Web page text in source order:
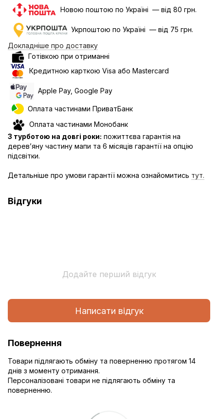
Новою поштою по Україні — від 80 грн.
Укрпоштою по Україні — від 75 грн.
Докладніше про доставку
Готівкою при отриманні
Кредитною карткою Visa або Mastercard
Apple Pay, Google Pay
Оплата частинами ПриватБанк
Оплата частинами Монобанк
З турботою на довгі роки: пожиттєва гарантія на
дерев’яну частину мапи та 6 місяців гарантії на опцію
підсвітки.
Детальніше про умови гарантії можна ознайомитись тут.
Відгуки
Додайте перший відгук
Написати відгук
Повернення
Товари підлягають обміну та поверненню протягом 14
днів з моменту отримання.
Персоналізовані товари не підлягають обміну та
поверненню.